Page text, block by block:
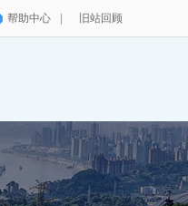
帮助中心 旧站回顾